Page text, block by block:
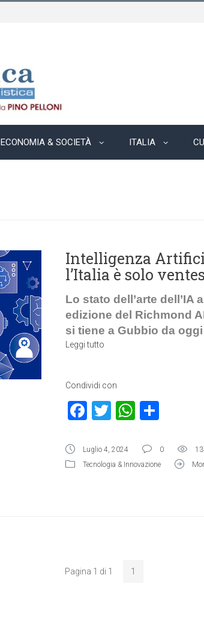
ECONOMIA & SOCIETÀ ITALIA
Intelligenza
l’Italia è solo
Lo stato dell’arte dell’IA
edizione del Richmond
si tiene a Gubbio da
Leggi tutto
Condividi con
Facebook
Twitter
Luglio 4, 2024 0
Tecnologia & Innovazione
Pagina 1 di 1 1